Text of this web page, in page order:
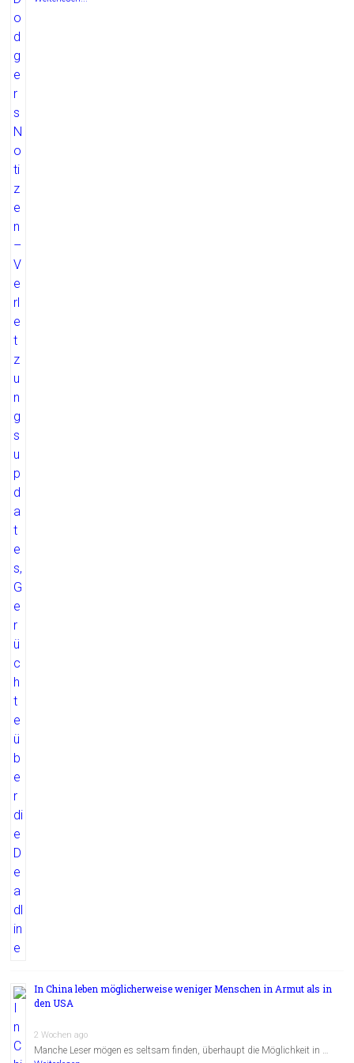
In China leben möglicherweise weniger Menschen in Armut als in
den USA
2 Wochen ago
Manche Leser mögen es seltsam finden, überhaupt die Möglichkeit in …